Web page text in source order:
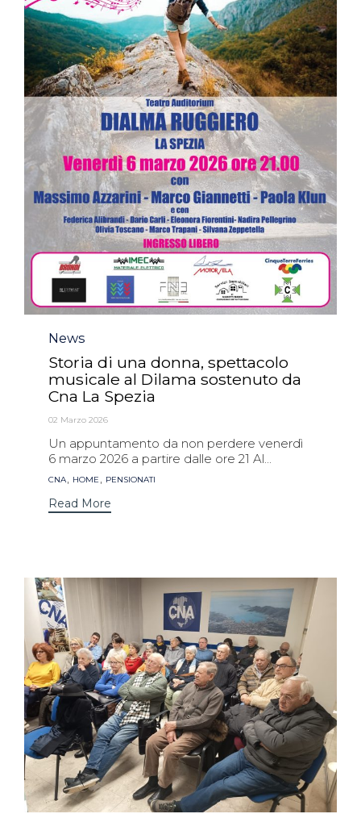
Category
News
Storia di una donna, spettacolo
musicale al Dilama sostenuto da
Cna La Spezia
02 Marzo 2026
Un appuntamento da non perdere venerdì
6 marzo 2026 a partire dalle ore 21 Al...
Tags
CNA, HOME , PENSIONATI
Read More